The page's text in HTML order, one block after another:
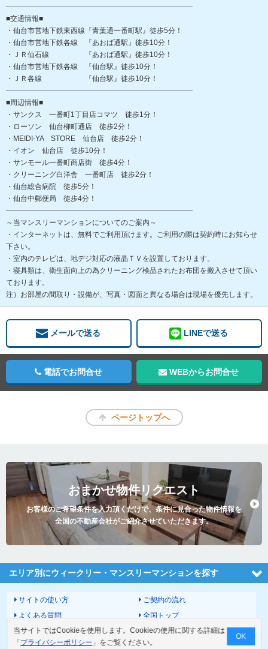
――――――――――――――――――――――――――
■交通情報■
・仙台市営地下鉄東西線『青葉通一番町駅』徒歩5分！
・仙台市営地下鉄各線 『あおば通駅』徒歩10分！
・ＪＲ仙石線 『あおば通駅』徒歩10分！
・仙台市営地下鉄各線 『仙台駅』徒歩10分！
・ＪＲ各線 『仙台駅』徒歩10分！
――――――――――――――――――――――――――
■周辺情報■
・サンクス 一番町1丁目店コマツ 徒歩1分！
・ローソン 仙台柳町通店 徒歩2分！
・MEIDI-YA STORE 仙台店 徒歩2分！
・イオン 仙台店 徒歩10分！
・サンモール一番町商店街 徒歩4分！
・クリーニング白洋舎 一番町店 徒歩2分！
・仙台総合病院 徒歩5分！
・仙台中郵便局 徒歩4分！
――――――――――――――――――――――――――
～当マンスリーマンションについてのご案内～
・インターネットは、無料でご利用頂けます。ご利用の際は契約時にお知らせ
下さい。
・室内のテレビは、地デジ対応の液晶ＴＶを設置しております。
・寝具類は、衛生面向上の為クリーニング検品されたお布団を搬入させて頂い
ております。
注）お部屋の間取り・設備が、写真・図面と異なる場合は現場を優先します。
メールで送る LINEで送る
電話でお問合せ WEBからお問合せ
ページトップへ
おまかせ物件リクエスト
お客様のご希望条件を入力頂くだけで、条件に見合った物件情報を
全国の不動産会社がご紹介させていただきます。
エリア別にウィークリー・マンスリーマンションを探す
サイトの使い方
ご契約の流れ
よくある質問
全国トップ
サイトマップ
運営会社
お問い合わせ
個人情報の取扱いについて
当サイトではCookieを使用します。Cookieの使用に関する詳細は
「 プライバシーポリシー 」をご覧ください。
OK